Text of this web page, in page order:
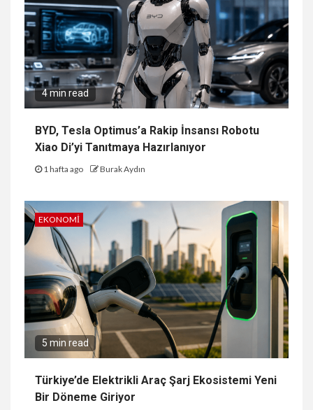
4 min read
BYD, Tesla Optimus’a Rakip İnsansı Robotu
Xiao Di’yi Tanıtmaya Hazırlanıyor
1 hafta ago Burak Aydın
EKONOMI
5 min read
Türkiye’de Elektrikli Araç Şarj Ekosistemi Yeni
Bir Döneme Giriyor